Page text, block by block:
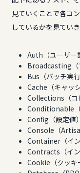
見ていくことで各コ
しているかを見てい
Auth（ユーザー
Broadcasting（
Bus（バッチ実行
Cache（キャッシ
Collections（コ
Conditionable（
Config（設定値）
Console（
Container（イン
Contracts（イン
Cookie（クッキ